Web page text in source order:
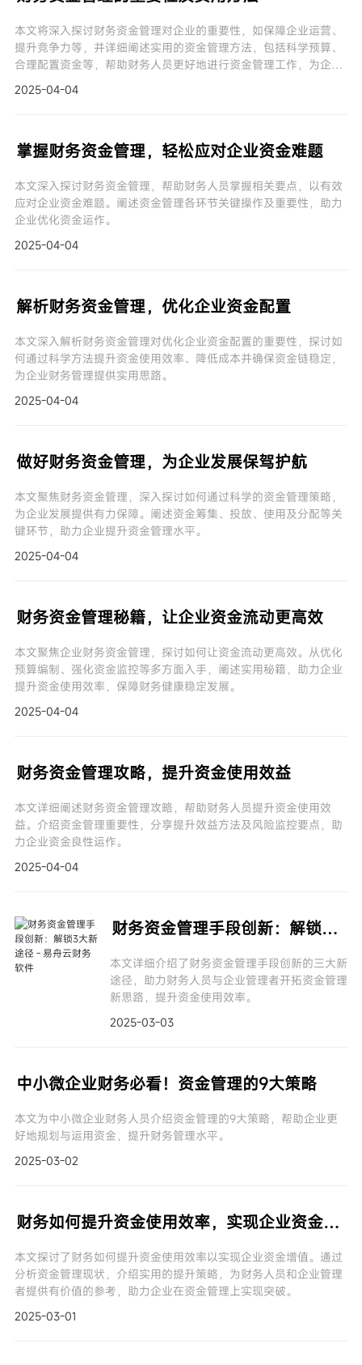
本文将深入探讨财务资金管理对企业的重要性，如保障企业运营、
提升竞争力等，并详细阐述实用的资金管理方法，包括科学预算、
合理配置资金等，帮助财务人员更好地进行资金管理工作，为企业
2025-04-04
掌握财务资金管理，轻松应对企业资金难题
本文深入探讨财务资金管理，帮助财务人员掌握相关要点，以有效
应对企业资金难题。阐述资金管理各环节关键操作及重要性，助力
企业优化资金运作。
2025-04-04
解析财务资金管理，优化企业资金配置
本文深入解析财务资金管理对优化企业资金配置的重要性，探讨如
何通过科学方法提升资金使用效率、降低成本并确保资金链稳定，
为企业财务管理提供实用思路。
2025-04-04
做好财务资金管理，为企业发展保驾护航
本文聚焦财务资金管理，深入探讨如何通过科学的资金管理策略，
为企业发展提供有力保障。阐述资金筹集、投放、使用及分配等关
键环节，助力企业提升资金管理水平。
2025-04-04
财务资金管理秘籍，让企业资金流动更高效
本文聚焦企业财务资金管理，探讨如何让资金流动更高效。从优化
预算编制、强化资金监控等多方面入手，阐述实用秘籍，助力企业
提升资金使用效率，保障财务健康稳定发展。
2025-04-04
财务资金管理攻略，提升资金使用效益
本文详细阐述财务资金管理攻略，帮助财务人员提升资金使用效
益。介绍资金管理重要性，分享提升效益方法及风险监控要点，助
力企业资金良性运作。
2025-04-04
财务资金管理手段创新：解锁3大新途径
本文详细介绍了财务资金管理手段创新的三大新
途径，助力财务人员与企业管理者开拓资金管理
新思路，提升资金使用效率。
2025-03-03
中小微企业财务必看！资金管理的9大策略
本文为中小微企业财务人员介绍资金管理的9大策略，帮助企业更
好地规划与运用资金，提升财务管理水平。
2025-03-02
财务如何提升资金使用效率，实现企业资金增值？
本文探讨了财务如何提升资金使用效率以实现企业资金增值。通过
分析资金管理现状，介绍实用的提升策略，为财务人员和企业管理
者提供有价值的参考，助力企业在资金管理上实现突破。
2025-03-01